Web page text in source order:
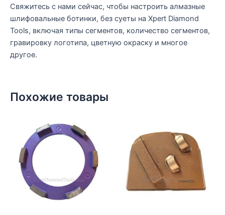
Свяжитесь с нами сейчас, чтобы настроить алмазные
шлифовальные ботинки, без суеты на Xpert Diamond
Tools, включая типы сегментов, количество сегментов,
гравировку логотипа, цветную окраску и многое
другое.
Похожие товары